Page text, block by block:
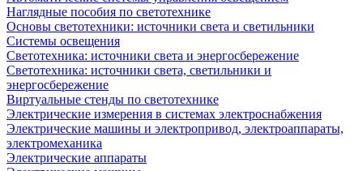
Наглядные пособия по светотехнике
Основы светотехники: источники света и светильники
Системы освещения
Светотехника: источники света и энергосбережение
Светотехника: источники света, светильники и
энергосбережение
Виртуальные стенды по светотехнике
Электрические измерения в системах электроснабжения
Электрические машины и электропривод, электроаппараты,
электромеханика
Электрические аппараты